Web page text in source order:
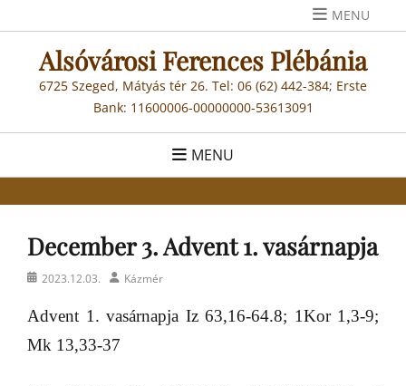
to
content
MENU
Alsóvárosi Ferences Plébánia
6725 Szeged, Mátyás tér 26. Tel: 06 (62) 442-384; Erste
Bank: 11600006-00000000-53613091
MENU
December 3. Advent 1. vasárnapja
Posted2023.12.03. AuthorKázmér
Advent 1. vasárnapja Iz 63,16-64.8; 1Kor 1,3-9;
Mk 13,33-37